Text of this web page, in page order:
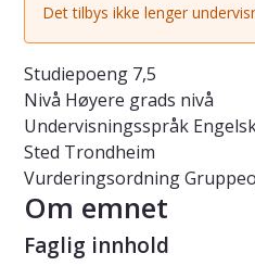
Det tilbys ikke lenger
Studiepoeng 7,5
Nivå Høyere grads nivå
Undervisningsspråk
Sted Trondheim
Vurderingsordning
Om emnet
Faglig innhold